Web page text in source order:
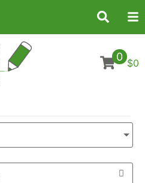
0 $0